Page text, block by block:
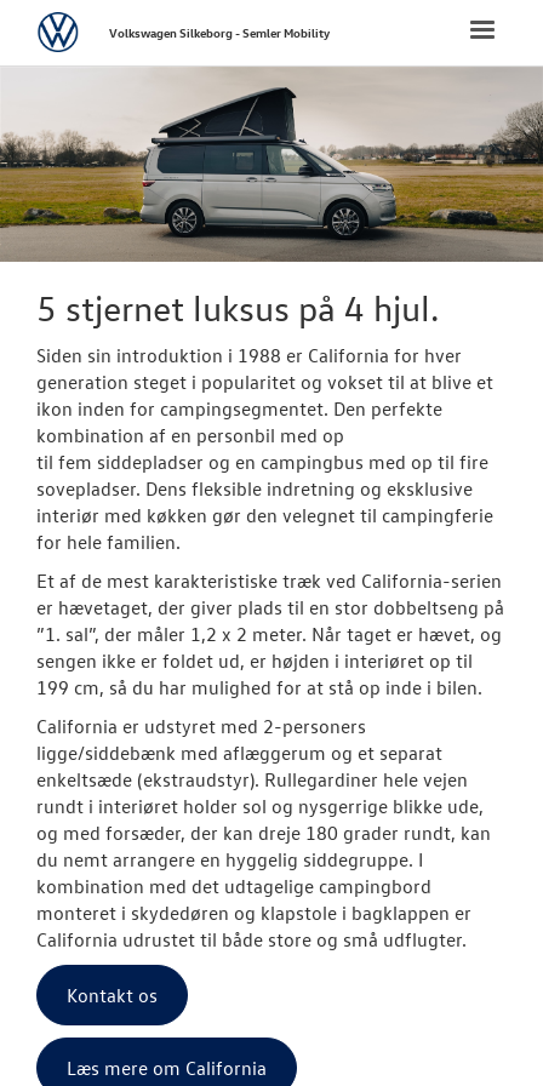
NYE
Bestil
Byg din
Privatleasing
Elektrisk
ID.3 Neo
ID.4
ID.5
T-Roc
ID. Buzz
California
Toggle
VolkswagenVolkswagen Silkeborg - Semler Mobility
5 stjernet luksus på 4 hjul.
Siden sin introduktion i 1988 er California for hver
generation steget i popularitet og vokset til at blive et
ikon inden for campingsegmentet. Den perfekte
kombination af en personbil med op
til fem siddepladser og en campingbus med op til fire
sovepladser. Dens fleksible indretning og eksklusive
interiør med køkken gør den velegnet til campingferie
for hele familien.
Et af de mest karakteristiske træk ved California-serien
er hævetaget, der giver plads til en stor dobbeltseng på
”1. sal”, der måler 1,2 x 2 meter. Når taget er hævet, og
sengen ikke er foldet ud, er højden i interiøret op til
199 cm, så du har mulighed for at stå op inde i bilen.
California er udstyret med 2-personers
ligge/siddebænk med aflæggerum og et separat
enkeltsæde (ekstraudstyr). Rullegardiner hele vejen
rundt i interiøret holder sol og nysgerrige blikke ude,
og med forsæder, der kan dreje 180 grader rundt, kan
du nemt arrangere en hyggelig siddegruppe. I
kombination med det udtagelige campingbord
monteret i skydedøren og klapstole i bagklappen er
California udrustet til både store og små udflugter.
Kontakt os
Læs mere om California